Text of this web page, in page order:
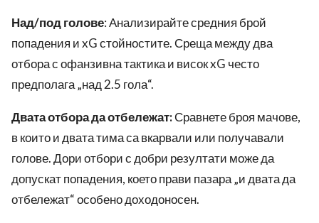
Над/под голове: Анализирайте средния брой
попадения и xG стойностите. Среща между два
отбора с офанзивна тактика и висок xG често
предполага „над 2.5 гола“.
Двата отбора да отбележат:Сравнете броя мачове,
в които и двата тима са вкарвали или получавали
голове. Дори отбори с добри резултати може да
допускат попадения, което прави пазара „и двата да
отбележат“ особено доходоносен.